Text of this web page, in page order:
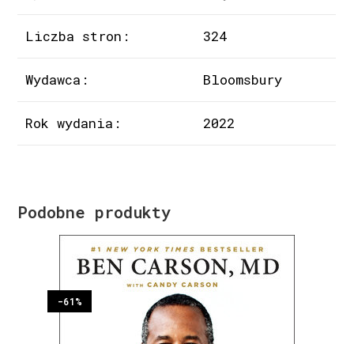
Liczba stron: 324
Wydawca: Bloomsbury
Rok wydania: 2022
Podobne produkty
-61%